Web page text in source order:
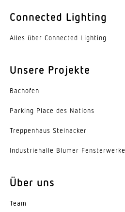
Farbe
Aluminium
120°
Energieeffizienzklasse
D
Herstellergarantie
Variante
Connected Lighting
Alles über Connected Lighting
Unsere Projekte
Bachofen
Parking Place des Nations
Trep­penhaus Steinacker
Indus­trie­halle Blumer Fensterwerke
Über uns
Team